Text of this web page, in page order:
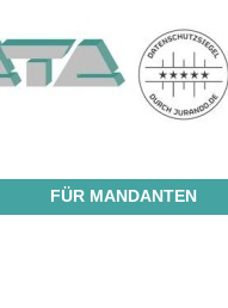
FÜR MANDANTEN